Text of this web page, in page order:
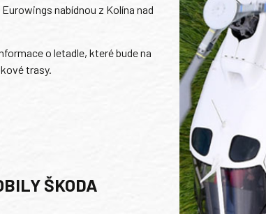
nabídnou z Kolína nad
o letadle, které bude na
trasy.
ŠKODA